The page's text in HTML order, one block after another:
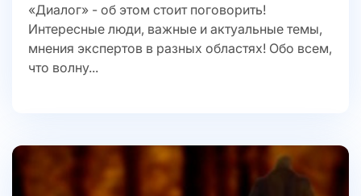
«Диалог» - об этом стоит поговорить!
Интересные люди, важные и актуальные темы,
мнения экспертов в разных областях! Обо всем,
что волну...